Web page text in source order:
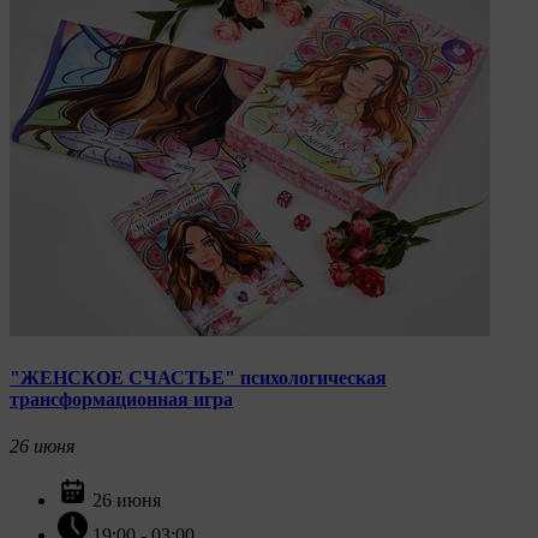
"ЖЕНСКОЕ СЧАСТЬЕ" психологическая
трансформационная игра
26 июня
26 июня
ведущим на соответствующие страницы сайтов
основных браузеров:
Firefox
Chrome
Safari
Microsoft Edge
Internet Explorer
15. Пользователь всегда может направить сообщение
использования файлов сookie, на электронную почту
Общества:amorby80447490990@gmail.com
Настройка cookie
Мы обрабатываем куки в соответствии с
нижеуказанными целями и не используем их для
идентификации субъектов персональных данных.